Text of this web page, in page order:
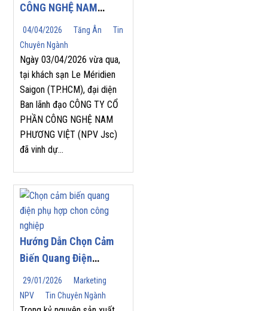
CÔNG NGHỆ NAM
PHƯƠNG VIỆT (NPV
JSC) TỰ HÀO ĐÓN
NHẬN GIẢI THƯỞNG
“TOP SALES
PERFORMANCE 2025”
TẠI HỘI NGHỊ NHÀ
PHÂN PHỐI YASKAWA
2026
04/04/2026 Tăng Ân
Tin
Chuyên Ngành
Ngày 03/04/2026 vừa qua,
tại khách sạn Le Méridien
Saigon (TP.HCM), đại diện
Ban lãnh đạo CÔNG TY CỔ
PHẦN CÔNG NGHỆ NAM
PHƯƠNG VIỆT (NPV Jsc)
đã vinh dự...
Hướng Dẫn Chọn Cảm
Biến Quang Điện
(Photoelectric Sensor)
Phù Hợp Cho Tự Động
29/01/2026
Marketing
NPV
Tin Chuyên Ngành